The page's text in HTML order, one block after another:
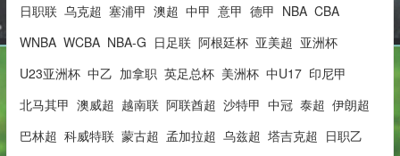
日职联 乌克超 塞浦甲 澳超 中甲 意甲 德甲 NBA CBA
WNBA WCBA NBA-G 日足联 阿根廷杯 亚美超 亚洲杯
U23亚洲杯 中乙 加拿职 英足总杯 美洲杯 中U17 印尼甲
北马其甲 澳威超 越南联 阿联酋超 沙特甲 中冠 泰超 伊朗超
巴林超 科威特联 蒙古超 孟加拉超 乌兹超 塔吉克超 日职乙